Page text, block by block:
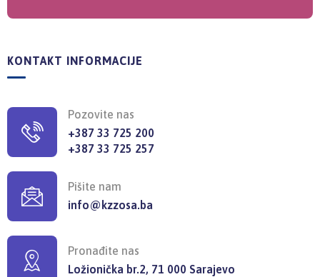
KONTAKT INFORMACIJE
Pozovite nas
+387 33 725 200
+387 33 725 257
Pišite nam
info@kzzosa.ba
Pronađite nas
Ložionička br.2, 71 000 Sarajevo